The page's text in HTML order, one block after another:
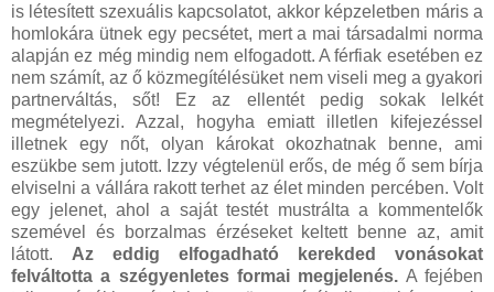
is létesített szexuális kapcsolatot, akkor képzeletben máris a
homlokára ütnek egy pecsétet, mert a mai társadalmi norma
alapján ez még mindig nem elfogadott. A férfiak esetében ez
nem számít, az ő közmegítélésüket nem viseli meg a gyakori
partnerváltás, sőt! Ez az ellentét pedig sokak lelkét
megmételyezi. Azzal, hogyha emiatt illetlen kifejezéssel
illetnek egy nőt, olyan károkat okozhatnak benne, ami
eszükbe sem jutott. Izzy végtelenül erős, de még ő sem bírja
elviselni a vállára rakott terhet az élet minden percében. Volt
egy jelenet, ahol a saját testét mustrálta a kommentelők
szemével és borzalmas érzéseket keltett benne az, amit
látott. Az eddig elfogadható kerekded vonásokat
felváltotta a szégyenletes formai megjelenés. A fejében